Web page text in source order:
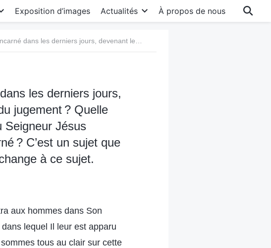
Exposition d’images Actualités À propos de nous
les derniers jours,
jugement ? Quelle
Seigneur Jésus
? C’est un sujet que
à ce sujet.
aux hommes dans Son
lequel Il leur est apparu
tous au clair sur cette